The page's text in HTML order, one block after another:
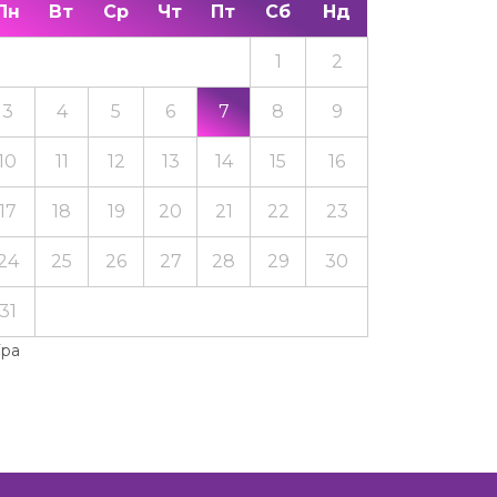
Вт Ср Чт Пт Сб Нд
1 2
3 4 5 6 7 8 9
11 12 13 14 15 16
18 19 20 21 22 23
25 26 27 28 29 30